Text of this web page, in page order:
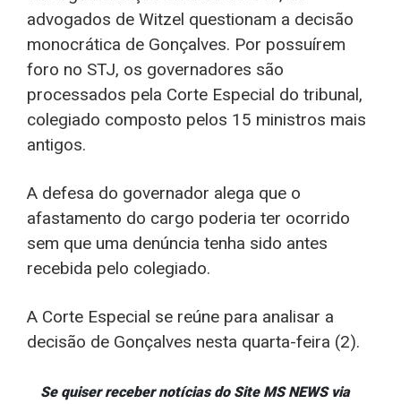
advogados de Witzel questionam a decisão
monocrática de Gonçalves. Por possuírem
foro no STJ, os governadores são
processados pela Corte Especial do tribunal,
colegiado composto pelos 15 ministros mais
antigos.
A defesa do governador alega que o
afastamento do cargo poderia ter ocorrido
sem que uma denúncia tenha sido antes
recebida pelo colegiado.
A Corte Especial se reúne para analisar a
decisão de Gonçalves nesta quarta-feira (2).
Se quiser receber notícias do Site MS NEWS via